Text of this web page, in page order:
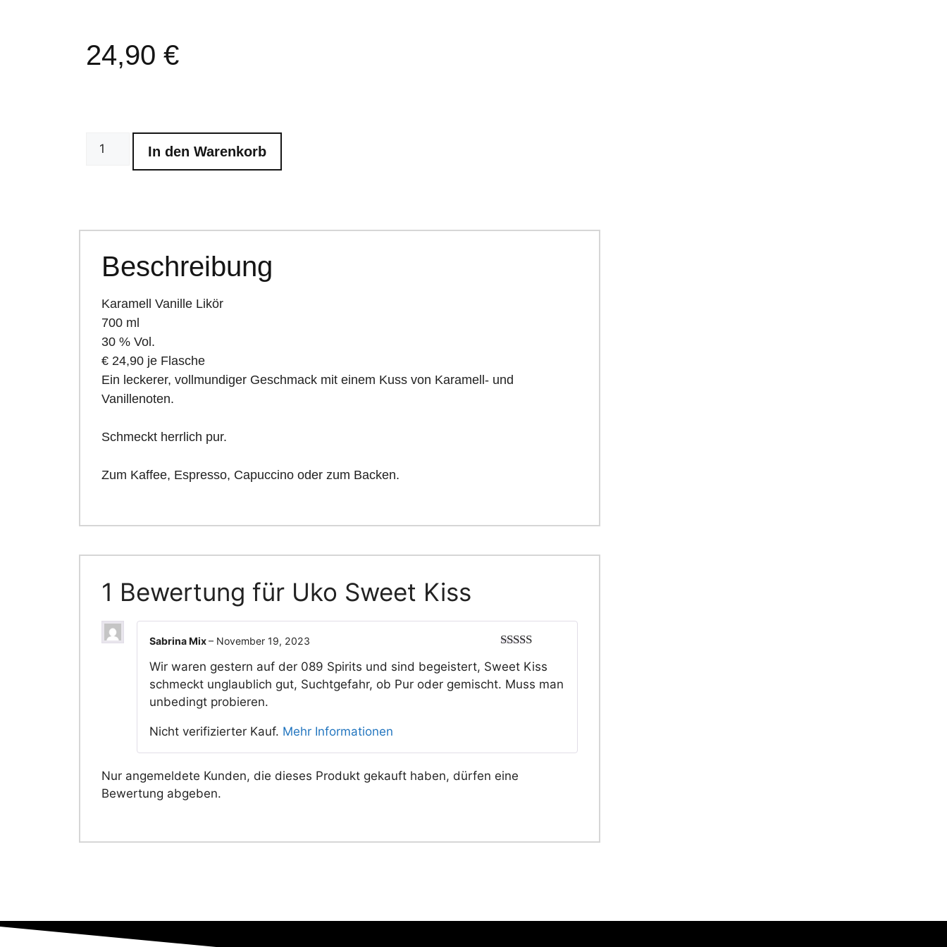
24,90 €
In den Warenkorb
Beschreibung
Karamell Vanille Likör
700 ml
30 % Vol.
€ 24,90 je Flasche
Ein leckerer, vollmundiger Geschmack mit einem Kuss von Karamell- und
Vanillenoten.
Schmeckt herrlich pur.
Zum Kaffee, Espresso, Capuccino oder zum Backen.
1 Bewertung für Uko Sweet Kiss
5von 5
Sabrina Mix– November 19, 2023
Wir waren gestern auf der 089 Spirits und sind begeistert, Sweet Kiss
schmeckt unglaublich gut, Suchtgefahr, ob Pur oder gemischt. Muss man
unbedingt probieren.
Nicht verifizierter Kauf. Mehr Informationen
Nur angemeldete Kunden, die dieses Produkt gekauft haben, dürfen eine
Bewertung abgeben.